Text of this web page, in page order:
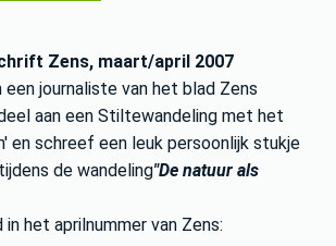
Zens, maart/april 2007
een journaliste van het blad Zens
aan een Stiltewandeling met het
en schreef een leuk persoonlijk stukje
de wandeling"De natuur als
het aprilnummer van Zens: